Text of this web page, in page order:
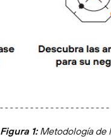
Figura 1: Metodología de